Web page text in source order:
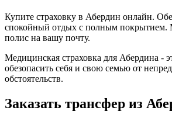
Купите страховку в Абердин онлайн.
спокойный отдых с полным покрытием.
полис на вашу почту.
Медицинская страховка для Абердина -
обезопасить себя и свою семью от
обстоятельств.
Заказать трансфер из